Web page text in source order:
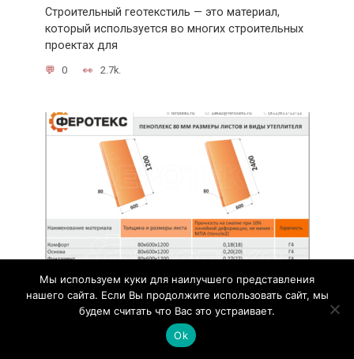
Строительный геотекстиль — это материал,
который используется во многих строительных
проектах для
0 2.7k.
Как выбрать оптимальную толщину
утеплителя пеноплекс
Толщина утеплителя пеноплекс – один из
Мы используем куки для наилучшего представления
нашего сайта. Если Вы продолжите использовать сайт, мы
будем считать что Вас это устраивает.
Ok